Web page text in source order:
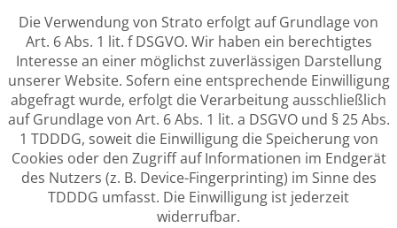
Die Verwendung von Strato erfolgt auf Grundlage von
Art. 6 Abs. 1 lit. f DSGVO. Wir haben ein berechtigtes
Interesse an einer möglichst zuverlässigen Darstellung
unserer Website. Sofern eine entsprechende Einwilligung
abgefragt wurde, erfolgt die Verarbeitung ausschließlich
auf Grundlage von Art. 6 Abs. 1 lit. a DSGVO und § 25 Abs.
1 TDDDG, soweit die Einwilligung die Speicherung von
Cookies oder den Zugriff auf Informationen im Endgerät
des Nutzers (z. B. Device-Fingerprinting) im Sinne des
TDDDG umfasst. Die Einwilligung ist jederzeit
widerrufbar.